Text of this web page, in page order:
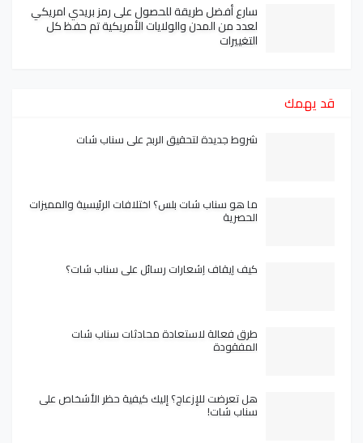
سارع أفضل طريقة للحصول على رمز بريدي امريكي
لعدد من المدن والولايات الأمريكية تم حفظ كل
التغييرات
قد يهمك
شروط جديدة لتحقيق الربح على سناب شات
ما هو سناب شات بلس؟ اختلافات الرئيسية والمميزات
الحصرية
كيف إيقاف إشعارات رسائل على سناب شات؟
طرق فعالة لاستعادة محادثات سناب شات
المفقودة
هل تعرضت للإزعاج؟ إليك كيفية حظر الأشخاص على
سناب شات!